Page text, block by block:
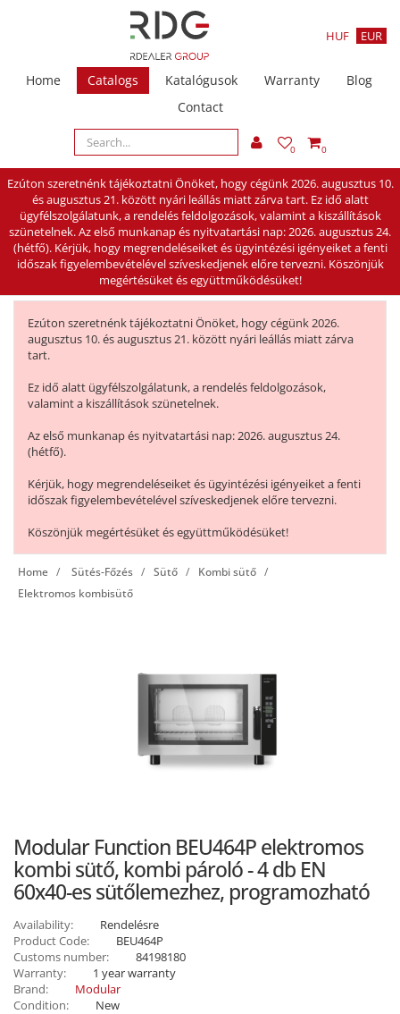
HUF EUR
Home Catalogs Katalógusok Warranty
Blog
Contact
0 0
Ezúton szeretnénk tájékoztatni Önöket, hogy cégünk 2026. augusztus 10.
és augusztus 21. között nyári leállás miatt zárva tart. Ez idő alatt
ügyfélszolgálatunk, a rendelés feldolgozások, valamint a kiszállítások
szünetelnek. Az első munkanap és nyitvatartási nap: 2026. augusztus 24.
(hétfő). Kérjük, hogy megrendeléseiket és ügyintézési igényeiket a fenti
időszak figyelembevételével szíveskedjenek előre tervezni. Köszönjük
megértésüket és együttműködésüket!
Ezúton szeretnénk tájékoztatni Önöket, hogy cégünk 2026.
augusztus 10. és augusztus 21. között nyári leállás miatt zárva
tart.
Ez idő alatt ügyfélszolgálatunk, a rendelés feldolgozások,
valamint a kiszállítások szünetelnek.
Az első munkanap és nyitvatartási nap: 2026. augusztus 24.
(hétfő).
Kérjük, hogy megrendeléseiket és ügyintézési igényeiket a fenti
időszak figyelembevételével szíveskedjenek előre tervezni.
Köszönjük megértésüket és együttműködésüket!
Home Sütés-Főzés Sütő
Kombi sütő
Elektromos kombisütő
Modular Function BEU464P elektromos
kombi sütő, kombi pároló - 4 db EN
60x40-es sütőlemezhez, programozható
Availability:
Rendelésre
Product Code:
BEU464P
Customs number:
84198180
Warranty:
1 year warranty
Brand:
Modular
Condition:
New